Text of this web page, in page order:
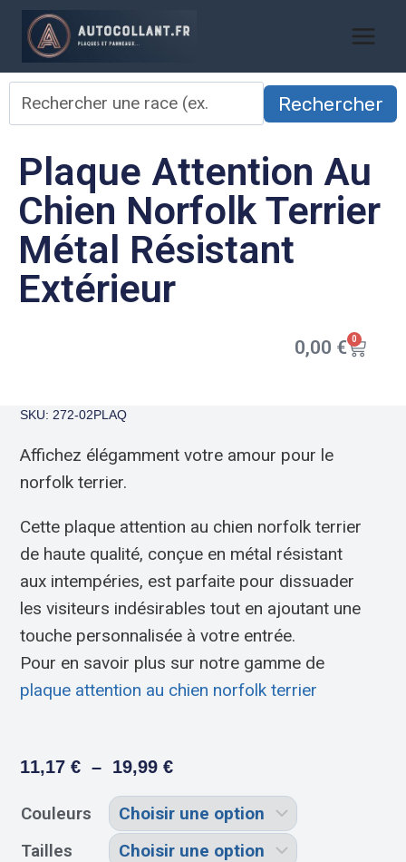
Rechercher
Plaque Attention Au
Chien Norfolk Terrier
Métal Résistant
Extérieur
0,00 € 0
SKU: 272-02PLAQ
Affichez élégamment votre amour pour le
norfolk terrier.
Cette plaque attention au chien norfolk terrier
de haute qualité, conçue en métal résistant
aux intempéries, est parfaite pour dissuader
les visiteurs indésirables tout en ajoutant une
touche personnalisée à votre entrée.
Pour en savoir plus sur notre gamme de
plaque attention au chien norfolk terrier
11,17€ – 19,99€
Couleurs
Tailles